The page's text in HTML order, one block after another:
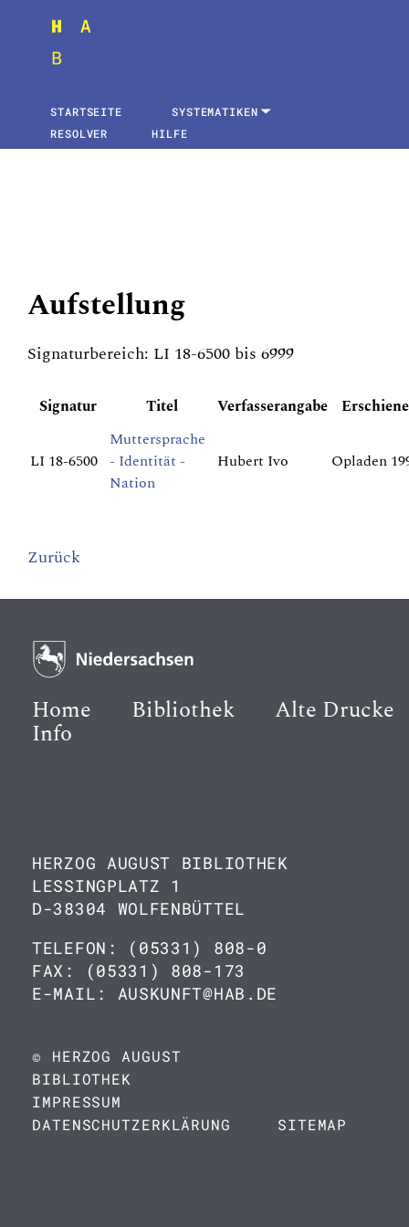
STARTSEITE
SYSTEMATIKEN
RESOLVER
HILFE
Aufstellung
Signaturbereich: LI 18-6500 bis 6999
Signatur Titel Verfasserangabe
LI 18-6500
Muttersprache
- Identität -
Nation
Hubert Ivo Opladen
Zurück
Home Bibliothek Alte Drucke
Info
HERZOG AUGUST BIBLIOTHEK
LESSINGPLATZ 1
D-38304 WOLFENBÜTTEL
TELEFON: (05331) 808-0
FAX: (05331) 808-173
E-MAIL: AUSKUNFT@HAB.DE
© HERZOG AUGUST
BIBLIOTHEK
IMPRESSUM
DATENSCHUTZERKLÄRUNG
SITEMAP